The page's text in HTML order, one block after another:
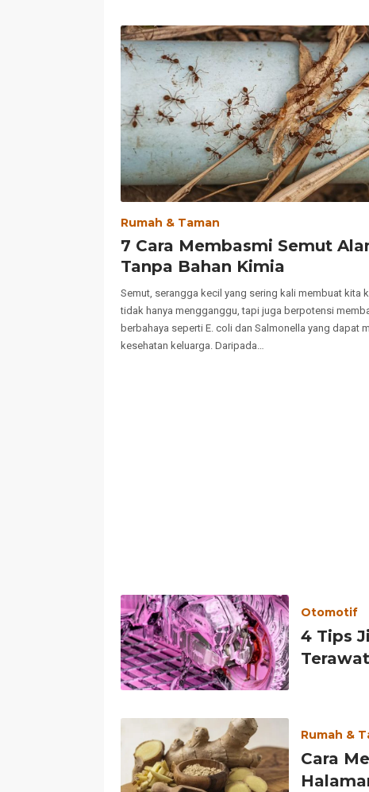
Rumah & Taman
7 Cara Membasmi Semut
Tanpa Bahan Kimia
Semut, serangga kecil yang sering kali membuat kita
tidak hanya mengganggu, tapi juga berpotensi
berbahaya seperti E. coli dan Salmonella yang dapat
kesehatan keluarga. Daripada…
Otomotif
4 Tips
Terawat
Rumah &
Cara